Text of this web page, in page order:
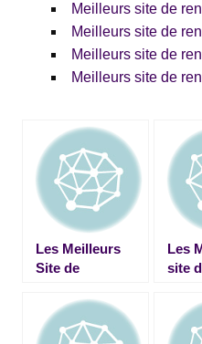
Meilleurs site de
Meilleurs site de
Meilleurs site de
Meilleurs site de
Les Meilleurs
Site de
Senior et
Retraité
Les
site